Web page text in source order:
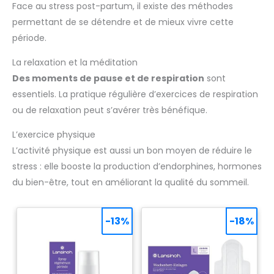
Face au stress post-partum, il existe des méthodes
permettant de se détendre et de mieux vivre cette
période.
La relaxation et la méditation
Des moments de pause et de respiration sont
essentiels. La pratique régulière d’exercices de respiration
ou de relaxation peut s’avérer très bénéfique.
L’exercice physique
L’activité physique est aussi un bon moyen de réduire le
stress : elle booste la production d’endorphines, hormones
du bien-être, tout en améliorant la qualité du sommeil.
-13% -18%